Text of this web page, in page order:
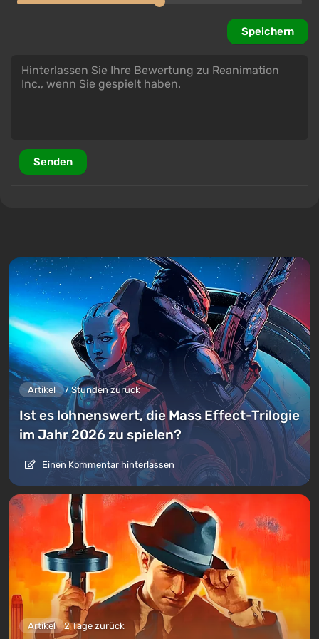
Speichern
Senden
Artikel 7 Stunden zurück
Ist es lohnenswert, die Mass Effect-Trilogie
im Jahr 2026 zu spielen?
Einen Kommentar hinterlassen
Artikel 2 Tage zurück